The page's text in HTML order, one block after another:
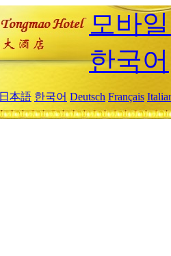
모바
한국어
日本語 한국어 Deutsch Français